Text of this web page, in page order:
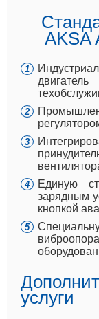
AKSA
Единую
зарядным
кнопкой
услуги